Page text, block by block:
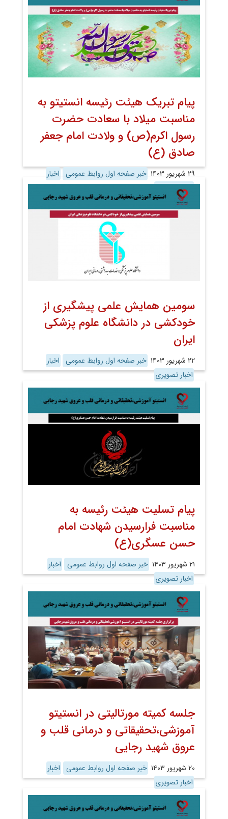
پیام تبریک هیئت رئیسه انستیتو به
مناسبت میلاد با سعادت حضرت
رسول اکرم(ص) و ولادت امام جعفر
صادق (ع)
۲۹ شهریور ۱۴۰۳ خبر صفحه اول روابط عمومی اخبار
اخبار تصویری
سومین همایش علمی پیشگیری از
خودکشی در دانشگاه علوم پزشکی
ایران
۲۲ شهریور ۱۴۰۳ خبر صفحه اول روابط عمومی اخبار
اخبار تصویری
پیام تسلیت هیئت رئیسه به
مناسبت فرارسیدن شهادت امام
حسن عسگری(ع)
۲۱ شهریور ۱۴۰۳ خبر صفحه اول روابط عمومی اخبار
اخبار تصویری
جلسه کمیته مورتالیتی در انستیتو
آموزشی،تحقیقاتی و درمانی قلب و
عروق شهید رجایی
۲۰ شهریور ۱۴۰۳ خبر صفحه اول روابط عمومی اخبار
اخبار تصویری